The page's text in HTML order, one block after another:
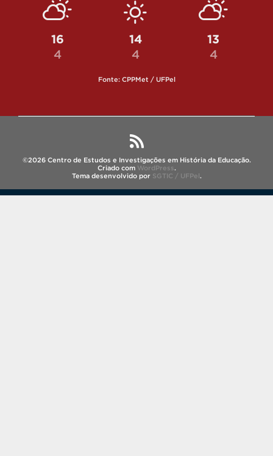
16
4
14
4
13
4
Fonte: CPPMet / UFPel
©2026 Centro de Estudos e Investigações em História da Educação.
Criado com WordPress.
Tema desenvolvido por SGTIC / UFPel.